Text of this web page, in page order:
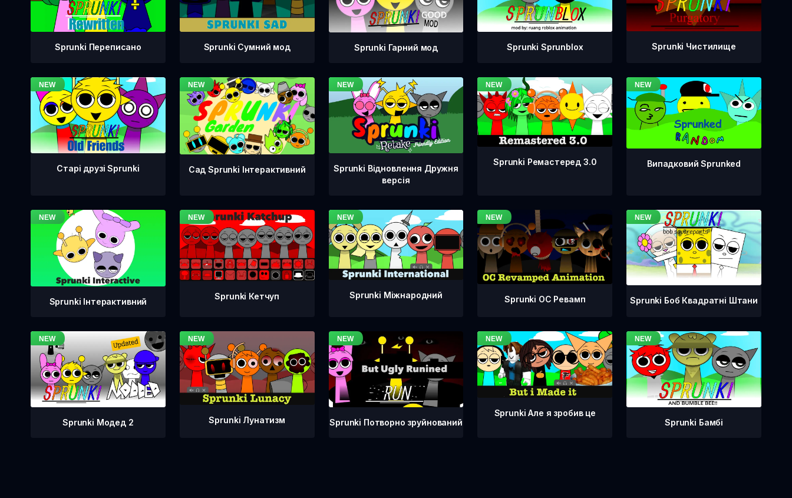
Sprunki Переписано Sprunki Сумний мод Sprunki Гарний мод Sprunki Sprunblox Sprunki Чистилище
Старі друзі Sprunki Сад Sprunki Інтерактивний
Sprunki Відновлення Дружня
версія
Sprunki Ремастеред 3.0 Випадковий Sprunked
Sprunki Інтерактивний
Sprunki Кетчуп Sprunki Міжнародний Sprunki OC Ревамп Sprunki Боб Квадратні Штани
Sprunki Модед 2 Sprunki Лунатизм Sprunki Потворно зруйнований
Sprunki Але я зробив це
Sprunki Бамбі